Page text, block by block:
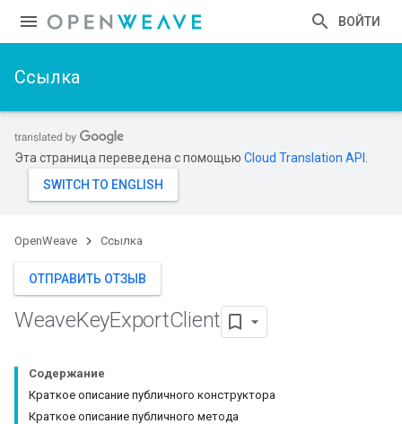
ВОЙТИ
Ссылка
Эта страница переведена с помощью Cloud Translation API
OpenWeave Ссылка
ОТПРАВИТЬ ОТЗЫВ
WeaveKeyExportClient
Содержание
Краткое описание публичного конструктора
Краткое описание публичного метода